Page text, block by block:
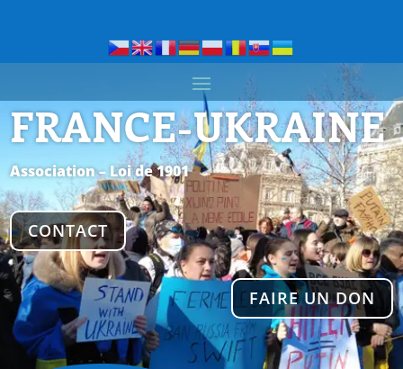
FRANCE-UKRAINE
Association – Loi de 1901
CONTACT
FAIRE UN DON